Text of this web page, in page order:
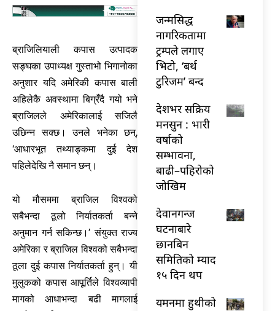
ब्राजिलियाली कपास उत्पादक
सङ्घका उपाध्यक्ष गुस्ताभो भिगानोका
अनुशार यदि अमेरिकी कपास बाली
अहिलेकै अवस्थामा बिग्रँदै गयो भने
ब्राजिलले अमेरिकालाई सजिलै
उछिन्न सक्छ। उनले भनेका छन्,
‘आधारभूत तथ्याङ्कमा दुई देश
पहिलेदेखि नै समान छन्।
यो मौसममा ब्राजिल विश्वको
सबैभन्दा ठूलो निर्यातकर्ता बन्ने
अनुमान गर्न सकिन्छ।’ संयुक्त राज्य
अमेरिका र ब्राजिल विश्वको सबैभन्दा
ठूला दुई कपास निर्यातकर्ता हुन्। यी
मुलुकको कपास आपूर्तिले विश्वव्यापी
मागको आधाभन्दा बढी मागलाई
जन्मसिद्ध
नागरिकतामा
ट्रम्पले लगाए
भिटो, ‘बर्थ
टुरिजम’ बन्द
देशभर सक्रिय
मनसुन : भारी
वर्षाको
सम्भावना,
बाढी–पहिरोको
जोखिम
देवानगन्ज
घटनाबारे
छानबिन
समितिको म्याद
१५ दिन थप
यमनमा हुथीको